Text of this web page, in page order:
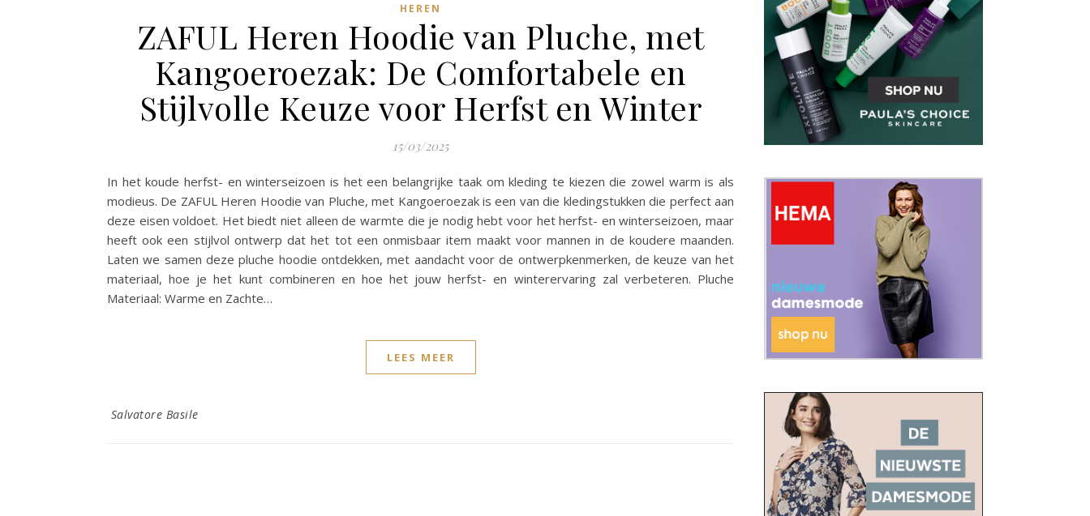
HEREN
ZAFUL Heren Hoodie van Pluche, met
Kangoeroezak: De Comfortabele en
Stijlvolle Keuze voor Herfst en Winter
15/03/2025
In het koude herfst- en winterseizoen is het een belangrijke taak om kleding te kiezen die zowel warm is als
modieus. De ZAFUL Heren Hoodie van Pluche, met Kangoeroezak is een van die kledingstukken die perfect aan
deze eisen voldoet. Het biedt niet alleen de warmte die je nodig hebt voor het herfst- en winterseizoen, maar
heeft ook een stijlvol ontwerp dat het tot een onmisbaar item maakt voor mannen in de koudere maanden.
Laten we samen deze pluche hoodie ontdekken, met aandacht voor de ontwerpkenmerken, de keuze van het
materiaal, hoe je het kunt combineren en hoe het jouw herfst- en winterervaring zal verbeteren. Pluche
Materiaal: Warme en Zachte…
LEES MEER
Salvatore Basile